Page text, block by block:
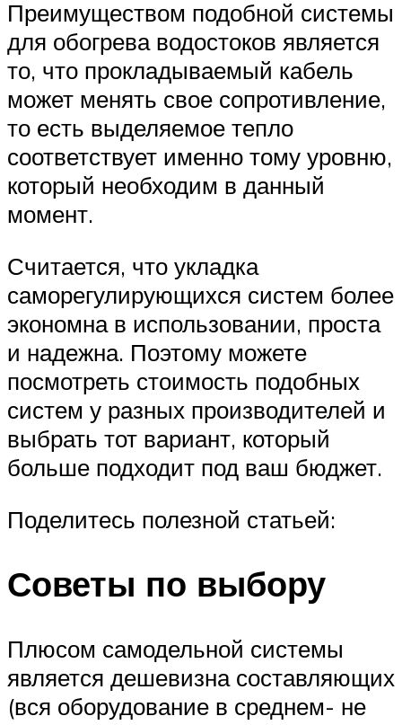
Преимуществом подобной системы
для обогрева водостоков является
то, что прокладываемый кабель
может менять свое сопротивление,
то есть выделяемое тепло
соответствует именно тому уровню,
который необходим в данный
момент.
Считается, что укладка
саморегулирующихся систем более
экономна в использовании, проста
и надежна. Поэтому можете
посмотреть стоимость подобных
систем у разных производителей и
выбрать тот вариант, который
больше подходит под ваш бюджет.
Поделитесь полезной статьей:
Советы по выбору
Плюсом самодельной системы
является дешевизна составляющих
(вся оборудование в среднем- не